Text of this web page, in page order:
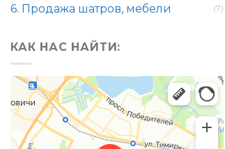
6. Продажа шатров, мебели (7)
КАК НАС НАЙТИ: